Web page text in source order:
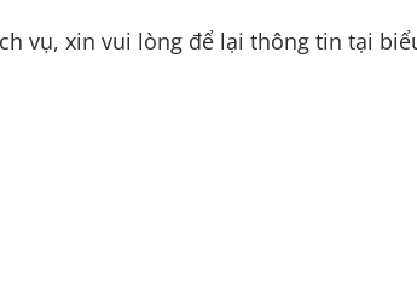
vụ, xin vui lòng để lại thông tin tại